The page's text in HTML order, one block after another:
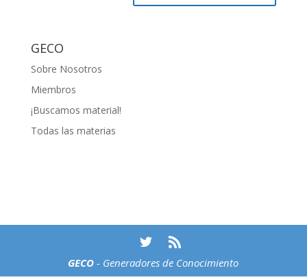
GECO
Sobre Nosotros
Miembros
¡Buscamos material!
Todas las materias
GECO - Generadores de Conocimiento